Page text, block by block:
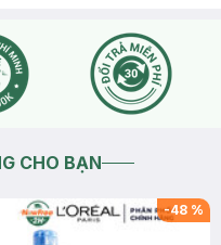
hasaki.vn/giao-hang-
đơn hàng Nowfree2h tại
dan-dat-hang-2h.html
CHO BẠN
-48 %